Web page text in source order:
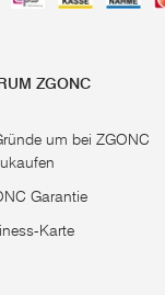
ZGONC
um bei ZGONC
Garantie
Karte